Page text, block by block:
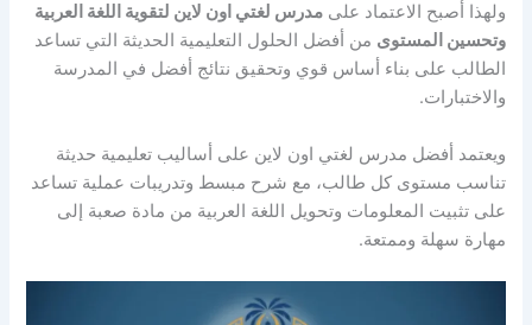
ولهذا أصبح الاعتماد علىمدرس لغتي اون لاين لتقوية اللغة العربية
وتحسين المستوى من أفضل الحلول التعليمية الحديثة التي تساعد
الطالب على بناء أساس قوي وتحقيق نتائج أفضل في المدرسة
والاختبارات.
ويعتمد أفضل مدرس لغتي اون لاين على أساليب تعليمية حديثة
تناسب مستوى كل طالب، مع شرح مبسط وتدريبات عملية تساعد
على تثبيت المعلومات وتحويل اللغة العربية من مادة صعبة إلى
مهارة سهلة وممتعة.